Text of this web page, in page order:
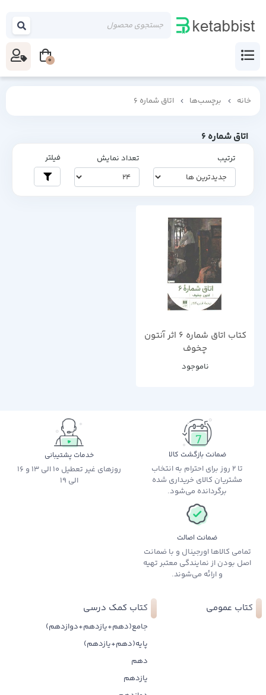
خانه برچسب‌ها اتاق شماره 6
اتاق شماره 6
ترتیب تعداد نمایش فیلتر
کتاب اتاق شماره 6 اثر آنتون
چخوف
ناموجود
ضمانت بازگشت کالا
تا 2 روز برای احترام به انتخاب
مشتریان کالای خریداری شده
برگردانده می‌شود.
خدمات پشتیبانی
روزهای غیر تعطیل 10 الی 13 و 16
الی 19
ضمانت اصالت
تمامی کالاها اورجینال و با ضمانت
اصل بودن از نمایندگی معتبر تهیه
و ارائه می‌شوند.
کتاب عمومی کتاب کمک درسی
جامع(دهم+یازدهم+دوازدهم)
پایه(دهم+یازدهم)
دهم
یازدهم
0